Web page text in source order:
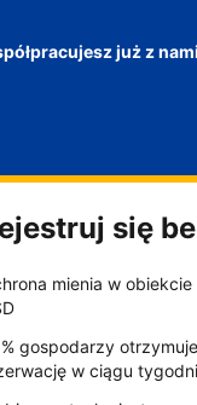
już z
się
mienia w
gospodarzy
w ciągu